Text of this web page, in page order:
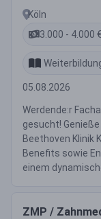
Köln
3.000 - 4.000
05.08.2026
Werdende:r
gesucht!
Beethoven Klinik
Benefits sowie
einem
ZMP /